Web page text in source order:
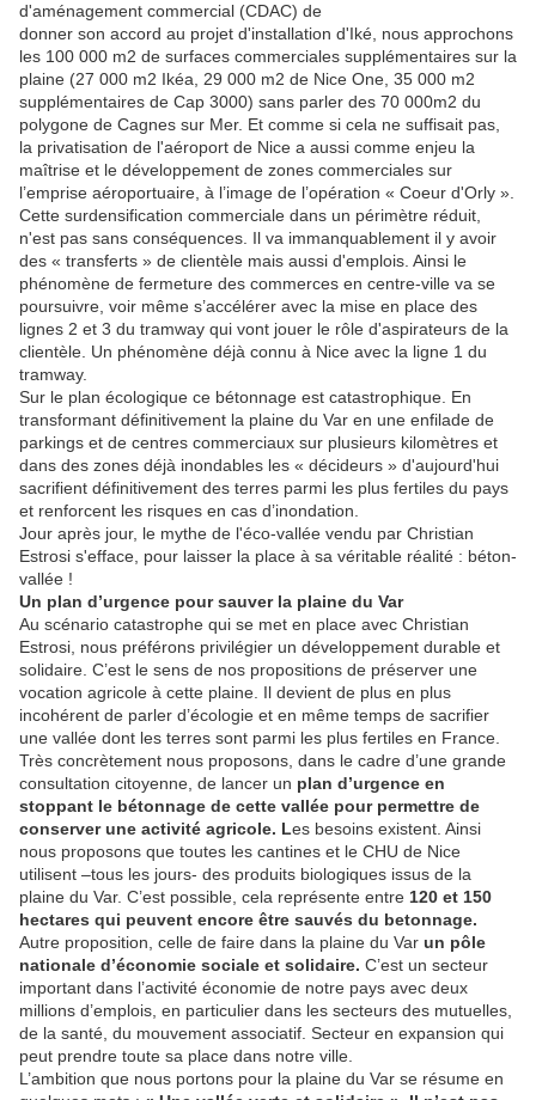
d'aménagement commercial (CDAC) de
donner son accord au projet d'installation d'Iké, nous approchons
les 100 000 m2 de surfaces commerciales supplémentaires sur la
plaine (27 000 m2 Ikéa, 29 000 m2 de Nice One, 35 000 m2
supplémentaires de Cap 3000) sans parler des 70 000m2 du
polygone de Cagnes sur Mer. Et comme si cela ne suffisait pas,
la privatisation de l'aéroport de Nice a aussi comme enjeu la
maîtrise et le développement de zones commerciales sur
l’emprise aéroportuaire, à l’image de l’opération « Coeur d'Orly ».
Cette surdensification commerciale dans un périmètre réduit,
n'est pas sans conséquences. Il va immanquablement il y avoir
des « transferts » de clientèle mais aussi d'emplois. Ainsi le
phénomène de fermeture des commerces en centre-ville va se
poursuivre, voir même s’accélérer avec la mise en place des
lignes 2 et 3 du tramway qui vont jouer le rôle d'aspirateurs de la
clientèle. Un phénomène déjà connu à Nice avec la ligne 1 du
tramway.
Sur le plan écologique ce bétonnage est catastrophique. En
transformant définitivement la plaine du Var en une enfilade de
parkings et de centres commerciaux sur plusieurs kilomètres et
dans des zones déjà inondables les « décideurs » d'aujourd'hui
sacrifient définitivement des terres parmi les plus fertiles du pays
et renforcent les risques en cas d’inondation.
Jour après jour, le mythe de l'éco-vallée vendu par Christian
Estrosi s'efface, pour laisser la place à sa véritable réalité : béton-
vallée !
Un plan d’urgence pour sauver la plaine du Var
Au scénario catastrophe qui se met en place avec Christian
Estrosi, nous préférons privilégier un développement durable et
solidaire. C’est le sens de nos propositions de préserver une
vocation agricole à cette plaine. Il devient de plus en plus
incohérent de parler d’écologie et en même temps de sacrifier
une vallée dont les terres sont parmi les plus fertiles en France.
Très concrètement nous proposons, dans le cadre d’une grande
consultation citoyenne, de lancer un plan d’urgence en
stoppant le bétonnage de cette vallée pour permettre de
conserver une activité agricole. Les besoins existent. Ainsi
nous proposons que toutes les cantines et le CHU de Nice
utilisent –tous les jours- des produits biologiques issus de la
plaine du Var. C’est possible, cela représente entre 120 et 150
hectares qui peuvent encore être sauvés du betonnage.
Autre proposition, celle de faire dans la plaine du Var un pôle
nationale d’économie sociale et solidaire. C’est un secteur
important dans l’activité économie de notre pays avec deux
millions d’emplois, en particulier dans les secteurs des mutuelles,
de la santé, du mouvement associatif. Secteur en expansion qui
peut prendre toute sa place dans notre ville.
L’ambition que nous portons pour la plaine du Var se résume en